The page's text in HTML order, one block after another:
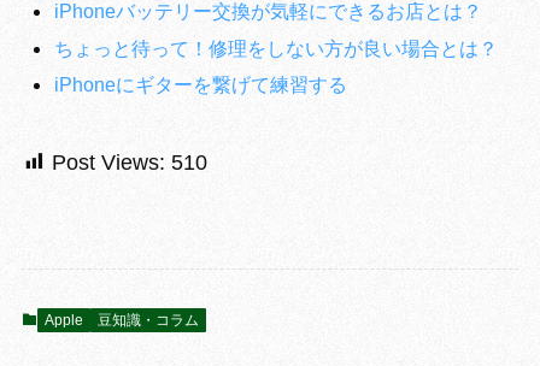
iPhoneバッテリー交換が気軽にできるお店とは？
ちょっと待って！修理をしない方が良い場合とは？
iPhoneにギターを繋げて練習する
Post Views: 510
Apple 豆知識・コラム